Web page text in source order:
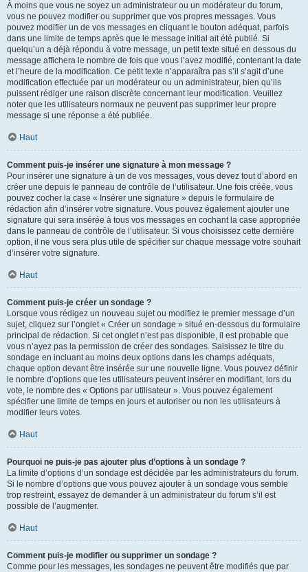
À moins que vous ne soyez un administrateur ou un modérateur du forum,
vous ne pouvez modifier ou supprimer que vos propres messages. Vous
pouvez modifier un de vos messages en cliquant le bouton adéquat, parfois
dans une limite de temps après que le message initial ait été publié. Si
quelqu’un a déjà répondu à votre message, un petit texte situé en dessous du
message affichera le nombre de fois que vous l’avez modifié, contenant la date
et l’heure de la modification. Ce petit texte n’apparaîtra pas s’il s’agit d’une
modification effectuée par un modérateur ou un administrateur, bien qu’ils
puissent rédiger une raison discrète concernant leur modification. Veuillez
noter que les utilisateurs normaux ne peuvent pas supprimer leur propre
message si une réponse a été publiée.
Haut
Comment puis-je insérer une signature à mon message ?
Pour insérer une signature à un de vos messages, vous devez tout d’abord en
créer une depuis le panneau de contrôle de l’utilisateur. Une fois créée, vous
pouvez cocher la case « Insérer une signature » depuis le formulaire de
rédaction afin d’insérer votre signature. Vous pouvez également ajouter une
signature qui sera insérée à tous vos messages en cochant la case appropriée
dans le panneau de contrôle de l’utilisateur. Si vous choisissez cette dernière
option, il ne vous sera plus utile de spécifier sur chaque message votre souhait
d’insérer votre signature.
Haut
Comment puis-je créer un sondage ?
Lorsque vous rédigez un nouveau sujet ou modifiez le premier message d’un
sujet, cliquez sur l’onglet « Créer un sondage » situé en-dessous du formulaire
principal de rédaction. Si cet onglet n’est pas disponible, il est probable que
vous n’ayez pas la permission de créer des sondages. Saisissez le titre du
sondage en incluant au moins deux options dans les champs adéquats,
chaque option devant être insérée sur une nouvelle ligne. Vous pouvez définir
le nombre d’options que les utilisateurs peuvent insérer en modifiant, lors du
vote, le nombre des « Options par utilisateur ». Vous pouvez également
spécifier une limite de temps en jours et autoriser ou non les utilisateurs à
modifier leurs votes.
Haut
Pourquoi ne puis-je pas ajouter plus d’options à un sondage ?
La limite d’options d’un sondage est décidée par les administrateurs du forum.
Si le nombre d’options que vous pouvez ajouter à un sondage vous semble
trop restreint, essayez de demander à un administrateur du forum s’il est
possible de l’augmenter.
Haut
Comment puis-je modifier ou supprimer un sondage ?
Comme pour les messages, les sondages ne peuvent être modifiés que par